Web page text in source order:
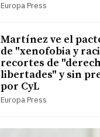
Europa Press
Martínez ve el
de "xenofobia y
recortes de
libertades" y sin
por CyL
Europa Press